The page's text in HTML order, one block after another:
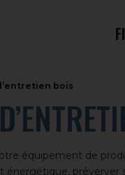
bois
équipement de
préverver